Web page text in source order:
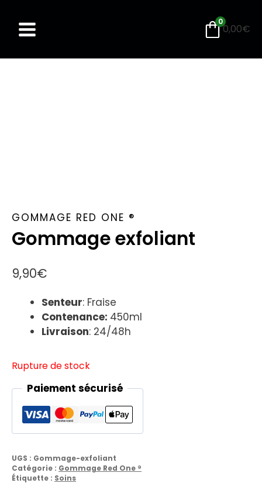
contenu
0
0,00€
GOMMAGE RED ONE ®
Gommage exfoliant
9,90€
Senteur: Fraise
Contenance: 450ml
Livraison: 24/48h
Rupture de stock
Paiement sécurisé
UGS : Gommage-exfoliant
Catégorie : Gommage Red One ®
Étiquette : Soins